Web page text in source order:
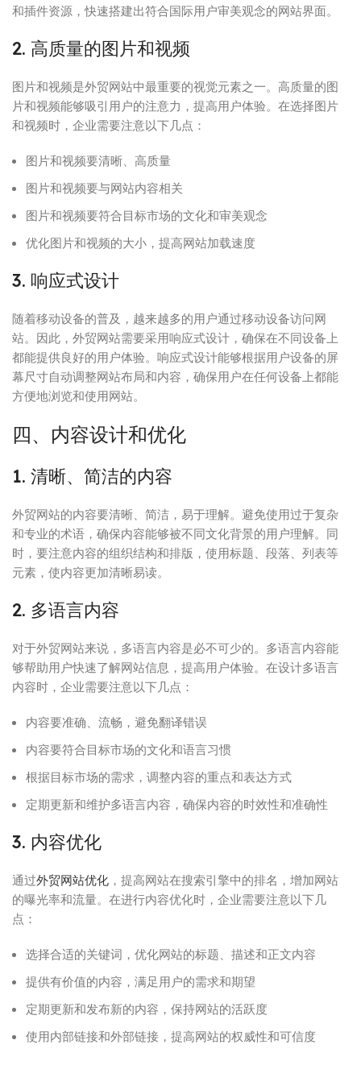
和插件资源，快速搭建出符合国际用户审美观念的网站界面。
2. 高质量的图片和视频
图片和视频是外贸网站中最重要的视觉元素之一。高质量的图
片和视频能够吸引用户的注意力，提高用户体验。在选择图片
和视频时，企业需要注意以下几点：
图片和视频要清晰、高质量
图片和视频要与网站内容相关
图片和视频要符合目标市场的文化和审美观念
优化图片和视频的大小，提高网站加载速度
3. 响应式设计
随着移动设备的普及，越来越多的用户通过移动设备访问网
站。因此，外贸网站需要采用响应式设计，确保在不同设备上
都能提供良好的用户体验。响应式设计能够根据用户设备的屏
幕尺寸自动调整网站布局和内容，确保用户在任何设备上都能
方便地浏览和使用网站。
四、内容设计和优化
1. 清晰、简洁的内容
外贸网站的内容要清晰、简洁，易于理解。避免使用过于复杂
和专业的术语，确保内容能够被不同文化背景的用户理解。同
时，要注意内容的组织结构和排版，使用标题、段落、列表等
元素，使内容更加清晰易读。
2. 多语言内容
对于外贸网站来说，多语言内容是必不可少的。多语言内容能
够帮助用户快速了解网站信息，提高用户体验。在设计多语言
内容时，企业需要注意以下几点：
内容要准确、流畅，避免翻译错误
内容要符合目标市场的文化和语言习惯
根据目标市场的需求，调整内容的重点和表达方式
定期更新和维护多语言内容，确保内容的时效性和准确性
3. 内容优化
通过外贸网站优化 ，提高网站在搜索引擎中的排名，增加网站
的曝光率和流量。在进行内容优化时，企业需要注意以下几
点：
选择合适的关键词，优化网站的标题、描述和正文内容
提供有价值的内容，满足用户的需求和期望
定期更新和发布新的内容，保持网站的活跃度
使用内部链接和外部链接，提高网站的权威性和可信度